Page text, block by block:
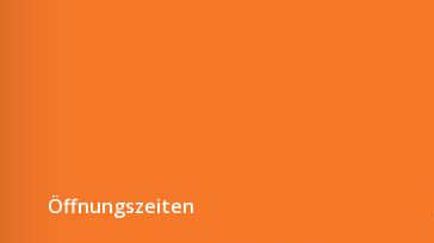
Öffnungszeiten